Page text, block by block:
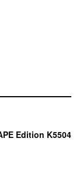
Edition K5504